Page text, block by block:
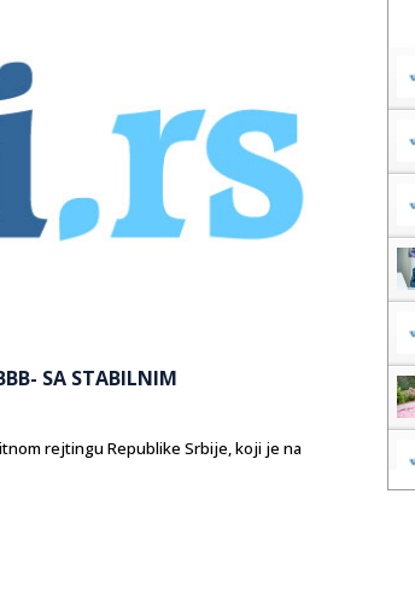
SA STABILNIM
rejtingu Republike Srbije, koji je na